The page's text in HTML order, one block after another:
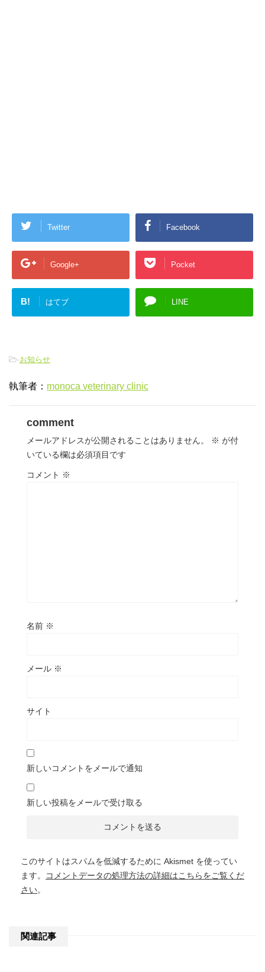
Twitter Facebook
Google+ Pocket
B! はてブ LINE
-お知らせ
執筆者： monoca veterinary clinic
comment
メールアドレスが公開されることはありません。 ※ が付
いている欄は必須項目です
コメント ※
名前 ※
メール ※
サイト
新しいコメントをメールで通知
新しい投稿をメールで受け取る
このサイトはスパムを低減するために Akismet を使ってい
ます。
コメントデータの処理方法の詳細はこちらをご覧くだ
さい。
関連記事